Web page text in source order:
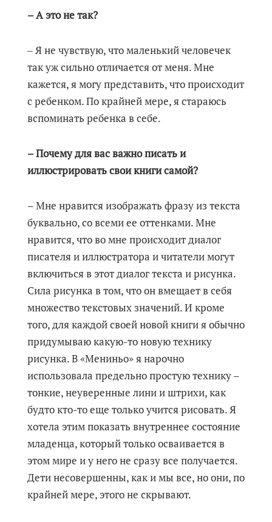
– А это не так?
‒ Я не чувствую, что маленький человечек
так уж сильно отличается от меня. Мне
кажется, я могу представить, что происходит
с ребенком. По крайней мере, я стараюсь
вспоминать ребенка в себе.
– Почему для вас важно писать и
иллюстрировать свои книги самой?
– Мне нравится изображать фразу из текста
буквально, со всеми ее оттенками. Мне
нравится, что во мне происходит диалог
писателя и иллюстратора и читатели могут
включиться в этот диалог текста и рисунка.
Сила рисунка в том, что он вмещает в себя
множество текстовых значений. И кроме
того, для каждой своей новой книги я обычно
придумываю какую-то новую технику
рисунка. В «Мениньо» я нарочно
использовала предельно простую технику –
тонкие, неуверенные лини и штрихи, как
будто кто-то еще только учится рисовать. Я
хотела этим показать внутреннее состояние
младенца, который только осваивается в
этом мире и у него не сразу все получается.
Дети несовершенны, как и мы все, но они, по
крайней мере, этого не скрывают.